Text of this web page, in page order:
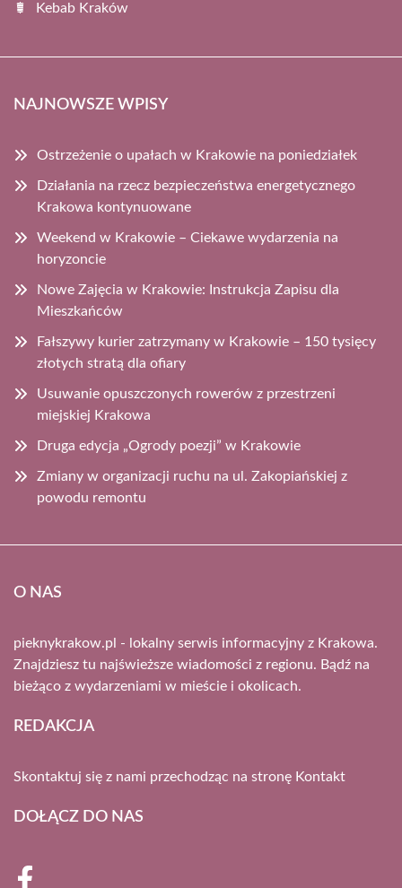
Kebab Kraków
NAJNOWSZE WPISY
Ostrzeżenie o upałach w Krakowie na poniedziałek
Działania na rzecz bezpieczeństwa energetycznego
Krakowa kontynuowane
Weekend w Krakowie – Ciekawe wydarzenia na
horyzoncie
Nowe Zajęcia w Krakowie: Instrukcja Zapisu dla
Mieszkańców
Fałszywy kurier zatrzymany w Krakowie – 150 tysięcy
złotych stratą dla ofiary
Usuwanie opuszczonych rowerów z przestrzeni
miejskiej Krakowa
Druga edycja „Ogrody poezji” w Krakowie
Zmiany w organizacji ruchu na ul. Zakopiańskiej z
powodu remontu
O NAS
pieknykrakow.pl - lokalny serwis informacyjny z Krakowa.
Znajdziesz tu najświeższe wiadomości z regionu. Bądź na
bieżąco z wydarzeniami w mieście i okolicach.
REDAKCJA
Skontaktuj się z nami przechodząc na stronę Kontakt
DOŁĄCZ DO NAS